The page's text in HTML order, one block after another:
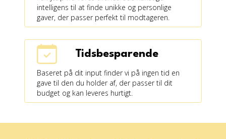
intelligens til at finde unikke og personlige
gaver, der passer perfekt til modtageren.
Tidsbesparende
Baseret på dit input finder vi på ingen tid en
gave til den du holder af, der passer til dit
budget og kan leveres hurtigt.